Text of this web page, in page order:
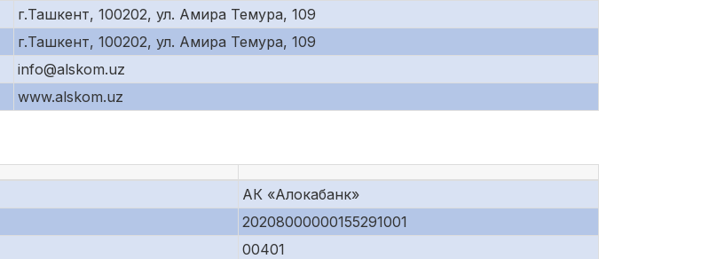
г.Ташкент, 100202, ул. Амира Темура, 109
г.Ташкент, 100202, ул. Амира Темура, 109
info@alskom.uz
www.alskom.uz
АК «Алокабанк»
20208000000155291001
00401